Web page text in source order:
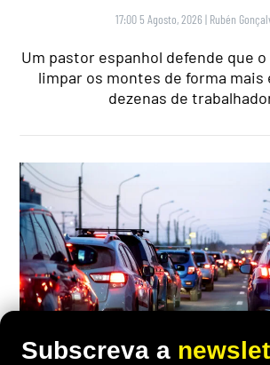
17:00 5 Agosto, 2026 | Rubén
Um pastor espanhol defende que
limpar os montes de forma mais
dezenas de
Subscreva a